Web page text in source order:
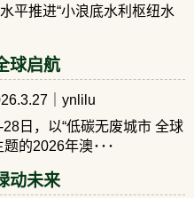
平推进“小浪底水利枢纽水
球启航
｜ynlilu
日，以“低碳无废城市 全球
题的2026年澳･･･
动未来